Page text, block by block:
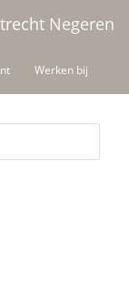
Negeren
Werken bij